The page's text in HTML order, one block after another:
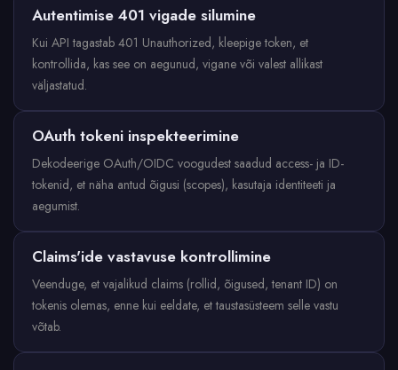
Autentimise 401 vigade silumine
Kui API tagastab 401 Unauthorized, kleepige token, et
kontrollida, kas see on aegunud, vigane või valest allikast
väljastatud.
OAuth tokeni inspekteerimine
Dekodeerige OAuth/OIDC voogudest saadud access- ja ID-
tokenid, et näha antud õigusi (scopes), kasutaja identiteeti ja
aegumist.
Claims'ide vastavuse kontrollimine
Veenduge, et vajalikud claims (rollid, õigused, tenant ID) on
tokenis olemas, enne kui eeldate, et taustasüsteem selle vastu
võtab.